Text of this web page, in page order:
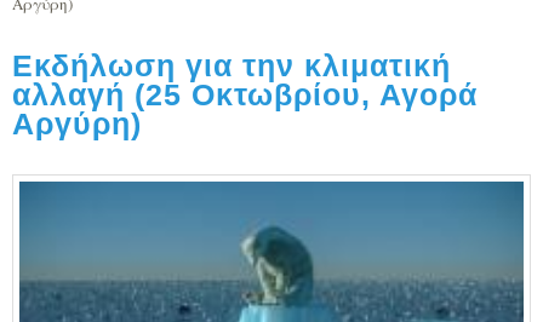
Εκδήλωση για την κλιματική
αλλαγή (25 Οκτωβρίου, Αγορά
Αργύρη)